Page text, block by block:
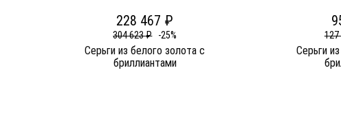
228 467 ₽
304 623 ₽ -25%
Серьги из белого золота c
бриллиантами
127
Серьги